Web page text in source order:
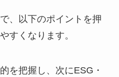
、以下のポイントを押
すくなります。
を把握し、次にESG・